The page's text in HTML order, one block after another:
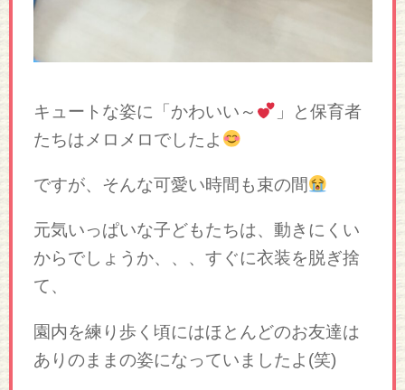
キュートな姿に「かわいい～
」と保育者
たちはメロメロでしたよ
ですが、そんな可愛い時間も束の間
元気いっぱいな子どもたちは、動きにくい
からでしょうか、、、すぐに衣装を脱ぎ捨
て、
園内を練り歩く頃にはほとんどのお友達は
ありのままの姿になっていましたよ(笑)